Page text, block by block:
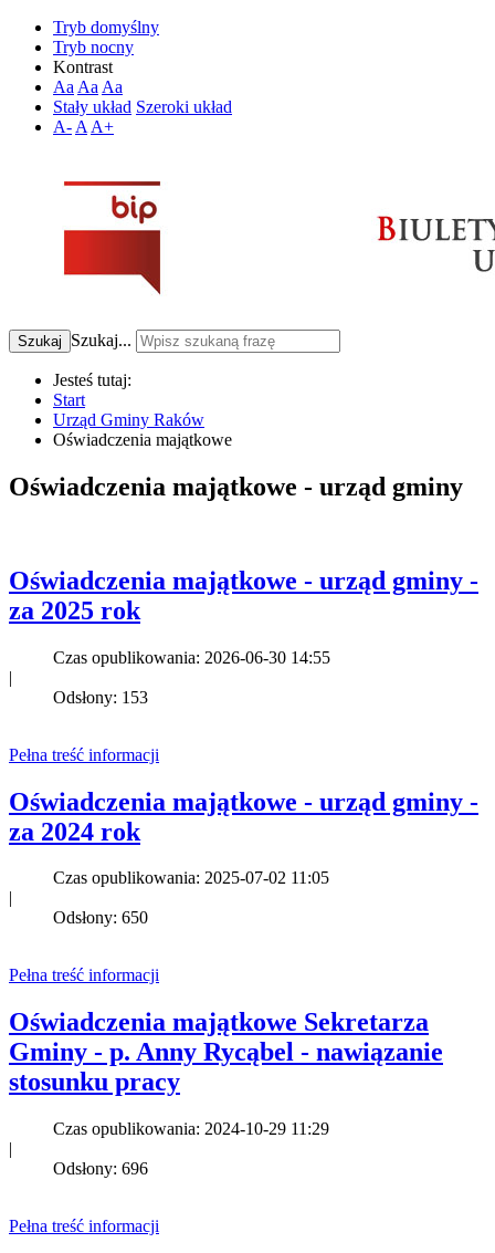
Tryb domyślny
Tryb nocny
Kontrast
Aa Aa Aa
Stały układ Szeroki układ
A- A A+
Szukaj Szukaj...
Jesteś tutaj:
Start
Urząd Gminy Raków
Oświadczenia majątkowe
Oświadczenia majątkowe - urząd gminy
Oświadczenia majątkowe - urząd gminy -
za 2025 rok
Czas opublikowania: 2026-06-30 14:55
|
Odsłony: 153
Pełna treść informacji
Oświadczenia majątkowe - urząd gminy -
za 2024 rok
Czas opublikowania: 2025-07-02 11:05
|
Odsłony: 650
Pełna treść informacji
Oświadczenia majątkowe Sekretarza
Gminy - p. Anny Rycąbel - nawiązanie
stosunku pracy
Czas opublikowania: 2024-10-29 11:29
|
Odsłony: 696
Pełna treść informacji